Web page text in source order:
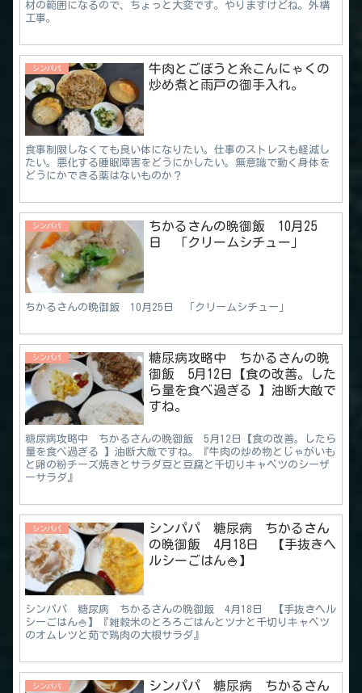
材の範囲になるので、ちょっと大変です。やりますけどね。外構
工事。
シンパパ
牛肉とごぼうと糸こんにゃくの
炒め煮と雨戸の御手入れ。
食事制限しなくても良い体になりたい。仕事のストレスも軽減し
たい。悪化する睡眠障害をどうにかしたい。無意識で動く身体を
どうにかできる薬はないものか？
シンパパ
ちかるさんの晩御飯 10月25
日 「クリームシチュー」
ちかるさんの晩御飯 10月25日 「クリームシチュー」
シンパパ
糖尿病攻略中 ちかるさんの晩
御飯 5月12日【食の改善。した
ら量を食べ過ぎる 】油断大敵で
すね。
糖尿病攻略中 ちかるさんの晩御飯 5月12日【食の改善。したら
量を食べ過ぎる 】油断大敵ですね。『牛肉の炒め物とじゃがいも
と卵の粉チーズ焼きとサラダ豆と豆腐と千切りキャベツのシーザ
ーサラダ』
シンパパ
シンパパ 糖尿病 ちかるさん
の晩御飯 4月18日 【手抜きヘ
ルシーごはん🍚】
シンパパ 糖尿病 ちかるさんの晩御飯 4月18日 【手抜きヘル
シーごはん🍚】『雑穀米のとろろごはんとツナと千切りキャベツ
のオムレツと茹で鶏肉の大根サラダ』
シンパパ
シンパパ 糖尿病 ちかるさん